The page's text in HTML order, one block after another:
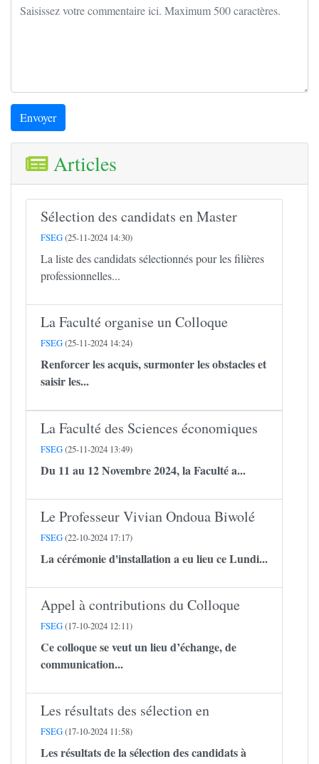
Envoyer
Articles
Sélection des candidats en Master
FSEG(25-11-2024 14:30)
La liste des candidats sélectionnés pour les filières
professionnelles...
La Faculté organise un Colloque
FSEG(25-11-2024 14:24)
Renforcer les acquis, surmonter les obstacles et
saisir les...
La Faculté des Sciences économiques
FSEG(25-11-2024 13:49)
Du 11 au 12 Novembre 2024, la Faculté a...
Le Professeur Vivian Ondoua Biwolé
FSEG(22-10-2024 17:17)
La cérémonie d'installation a eu lieu ce Lundi...
Appel à contributions du Colloque
FSEG(17-10-2024 12:11)
Ce colloque se veut un lieu d’échange, de
communication...
Les résultats des sélection en
FSEG(17-10-2024 11:58)
Les résultats de la sélection des candidats à